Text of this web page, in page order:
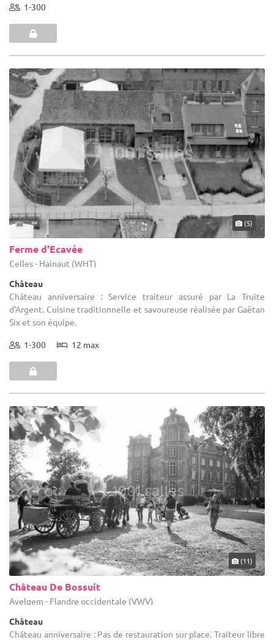
1-300
(5)
Ferme d'Ecavée
Celles - Hainaut (WHT)
Château
Château anniversaire : Service traiteur assuré par La Truite
d'Argent. Cuisine traditionnelle et savoureuse réalisée par Gaëtan
Six et son équipe.
1-300 12 max
(11)
Château De Bossuit
Avelgem - Flandre occidentale (VWV)
Château
Château anniversaire : Pas de restauration sur place. Traiteur libre